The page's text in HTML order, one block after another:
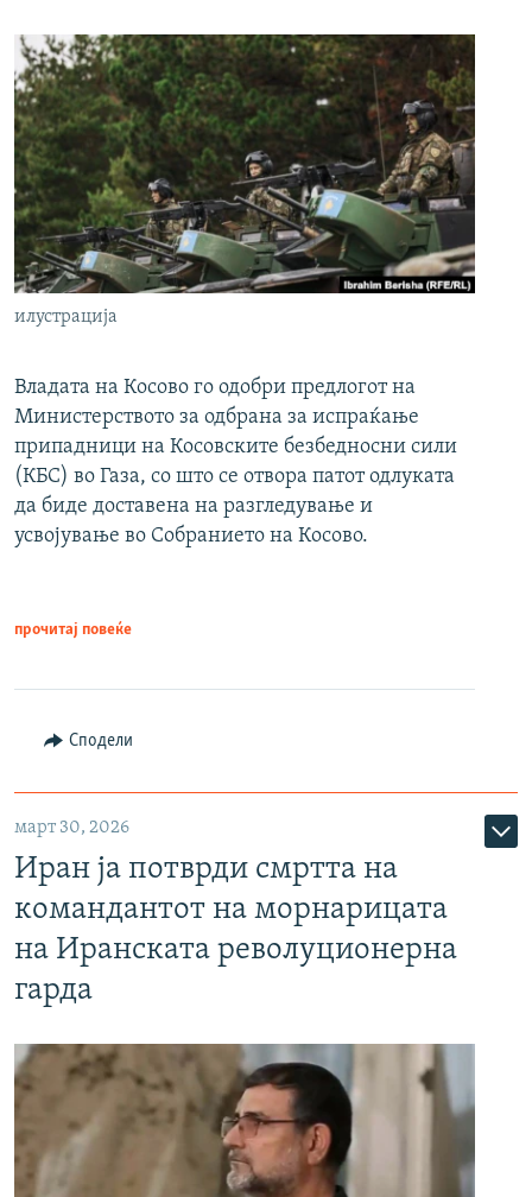
илустрација
Владата на Косово го одобри предлогот на
Министерството за одбрана за испраќање
припадници на Косовските безбедносни сили
(КБС) во Газа, со што се отвора патот одлуката
да биде доставена на разгледување и
усвојување во Собранието на Косово.
прочитај повеќе
Сподели
март 30, 2026
Иран ја потврди смртта на
командантот на морнарицата
на Иранската револуционерна
гарда